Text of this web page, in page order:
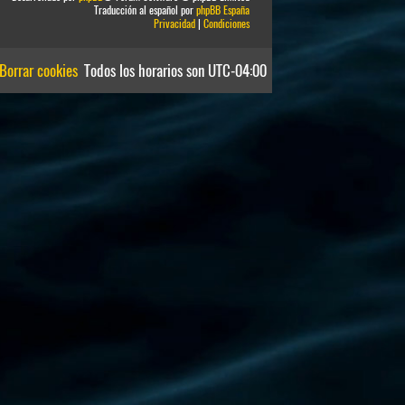
Traducción al español porphpBB España
Privacidad| Condiciones
Todos los horarios son UTC-04:00
Borrar cookies